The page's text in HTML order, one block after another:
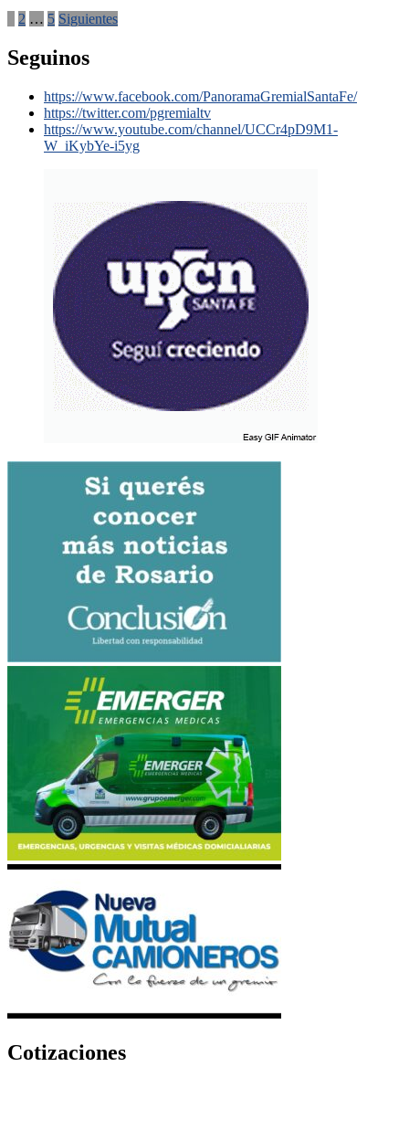
2 … 5 Siguientes
Seguinos
https://www.facebook.com/PanoramaGremialSantaFe/
https://twitter.com/pgremialtv
https://www.youtube.com/channel/UCCr4pD9M1-
W_iKybYe-i5yg
Cotizaciones